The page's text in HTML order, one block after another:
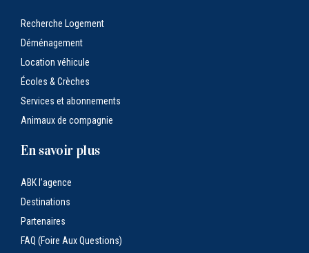
Recherche Logement
Déménagement
Location véhicule
Écoles & Crèches
Services et abonnements
Animaux de compagnie
En savoir plus
ABK l’agence
Destinations
Partenaires
FAQ (Foire Aux Questions)